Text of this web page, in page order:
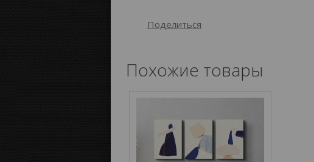
Поделиться
Похожие товары